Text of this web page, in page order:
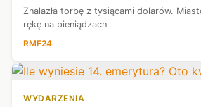
Znalazła torbę z tysiącami dolarów.
rękę na pieniądzach
RMF24
WYDARZENIA